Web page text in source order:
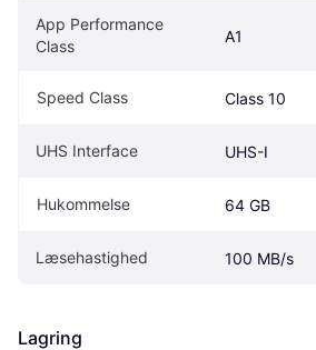
App Performance
Class
A1
Speed Class Class 10
UHS Interface UHS-I
Hukommelse 64 GB
Læsehastighed 100 MB/s
Lagring